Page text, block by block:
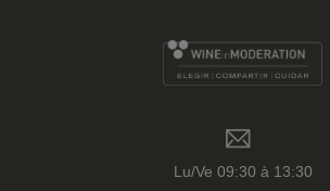
Lu/Ve 09:30 à 13:30